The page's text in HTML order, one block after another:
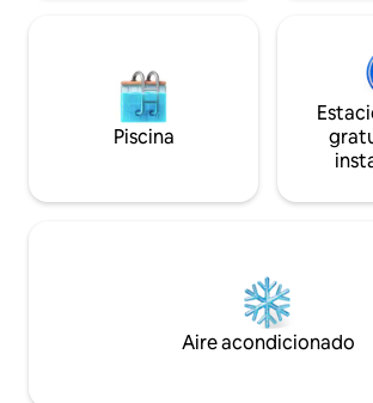
Piscina
Aire acondicionado